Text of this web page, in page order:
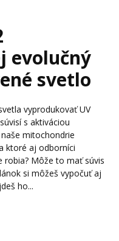
evolučný
svetlo
vyprodukovať UV
s aktiváciou
mitochondrie
ktoré aj odborníci
Môže to mať súvis
si môžeš vypočuť aj
ho...